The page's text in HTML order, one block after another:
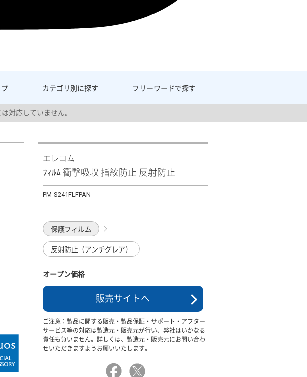
プ カテゴリ別に探す フリーワードで探す
対応していません。
エレコム
ﾌｨﾙﾑ 衝撃吸収 指紋防止 反射防止
PM-S241FLFPAN
-
保護フィルム
反射防止（アンチグレア）
オープン価格
販売サイトへ
ご注意：製品に関する販売・製品保証・サポート・アフター
サービス等の対応は製造元・販売元が行い、弊社はいかなる
責任も負いません。詳しくは、製造元・販売元にお問い合わ
せいただきますようお願いいたします。